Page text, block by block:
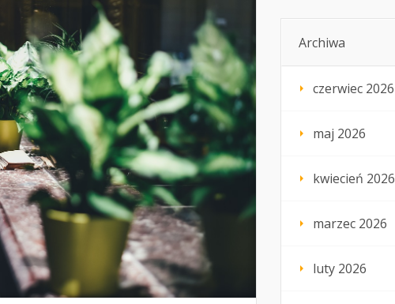
Archiwa
czerwiec 2026
maj 2026
kwiecień 2026
marzec 2026
luty 2026